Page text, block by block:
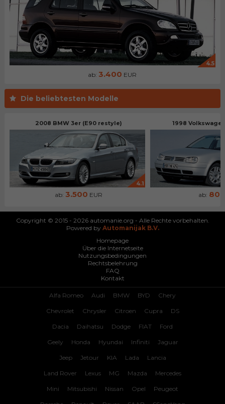
4.5
ab: 3.400 EUR
Die beliebtesten Modelle
2008 BMW 3er (E90 restyle)
4.1
ab: 3.500 EUR
1998
ab: 800
Copyright © 2015 - 2026 automanie.org - Alle Rechte vorbehalten.
Powered by Automanijak B.V.
Homepage
Über die Internetseite
Nutzungsbedingungen
Rechtsbelehrung
FAQ
Kontakt
Alfa Romeo Audi BMW BYD Chery
Chevrolet Chrysler Citroen Cupra DS
Dacia Daihatsu Dodge FIAT Ford
Geely Honda Hyundai Infiniti Jaguar
Jeep Jetour KIA Lada Lancia
Land Rover Lexus MG Mazda Mercedes
Mini Mitsubishi Nissan Opel Peugeot